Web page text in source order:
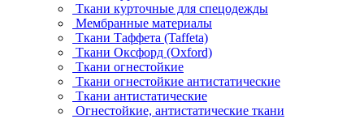
Ткани курточные для спецодежды
Мембранные материалы
Ткани Таффета (Taffeta)
Ткани Оксфорд (Oxford)
Ткани огнестойкие
Ткани огнестойкие антистатические
Ткани антистатические
Огнестойкие, антистатические ткани